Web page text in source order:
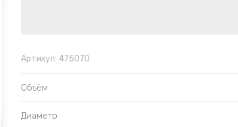
Артикул: 475070
Объём
Диаметр